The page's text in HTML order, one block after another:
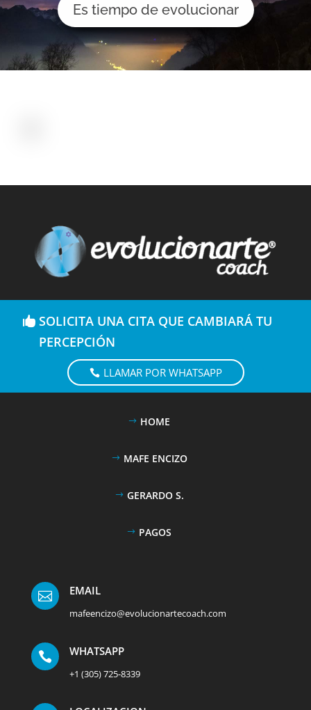
Es tiempo de evolucionar
SOLICITA UNA CITA QUE CAMBIARÁ TU
PERCEPCIÓN
LLAMAR POR WHATSAPP
HOME
MAFE ENCIZO
GERARDO S.
PAGOS
 EMAIL
mafeencizo@evolucionartecoach.com
 WHATSAPP
+1 (305) 725-8339